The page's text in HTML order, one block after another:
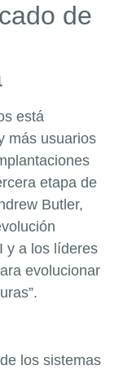
de
está
más usuarios
etapa de
Butler,
y a los líderes
evolucionar
los sistemas